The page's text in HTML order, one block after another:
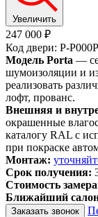
Увеличить
247 000 ₽
Код двери: P-
Модель Porta —
шумоизоляции и
реализовать
лофт, прованс.
Внешняя и
окрашенные
каталогу RAL с
при покраске
Монтаж:
Срок получения:
Стоимость
Ближайший
Заказать звонок